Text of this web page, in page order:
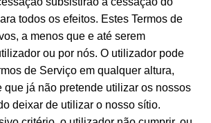
todos os efeitos. Estes Termos de
a menos que e até serem
ou por nós. O utilizador pode
de Serviço em qualquer altura,
que já não pretende utilizar os nossos
deixar de utilizar o nosso sítio.